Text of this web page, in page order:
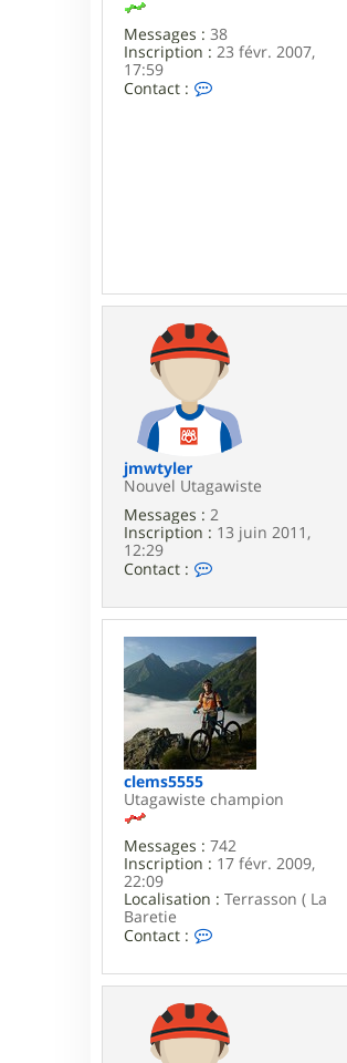
Messages : 38
Inscription : 23 févr. 2007,
17:59
Contact :
c
l
0
7
jmwtyler
Nouvel Utagawiste
Messages : 2
Inscription : 13 juin 2011,
12:29
Contact :
t
a
c
t
e
r
j
m
w
y
r
clems5555
Utagawiste champion
Messages : 742
Inscription : 17 févr. 2009,
22:09
Localisation : Terrasson ( La
Baretie
Contact :
t
c
t
e